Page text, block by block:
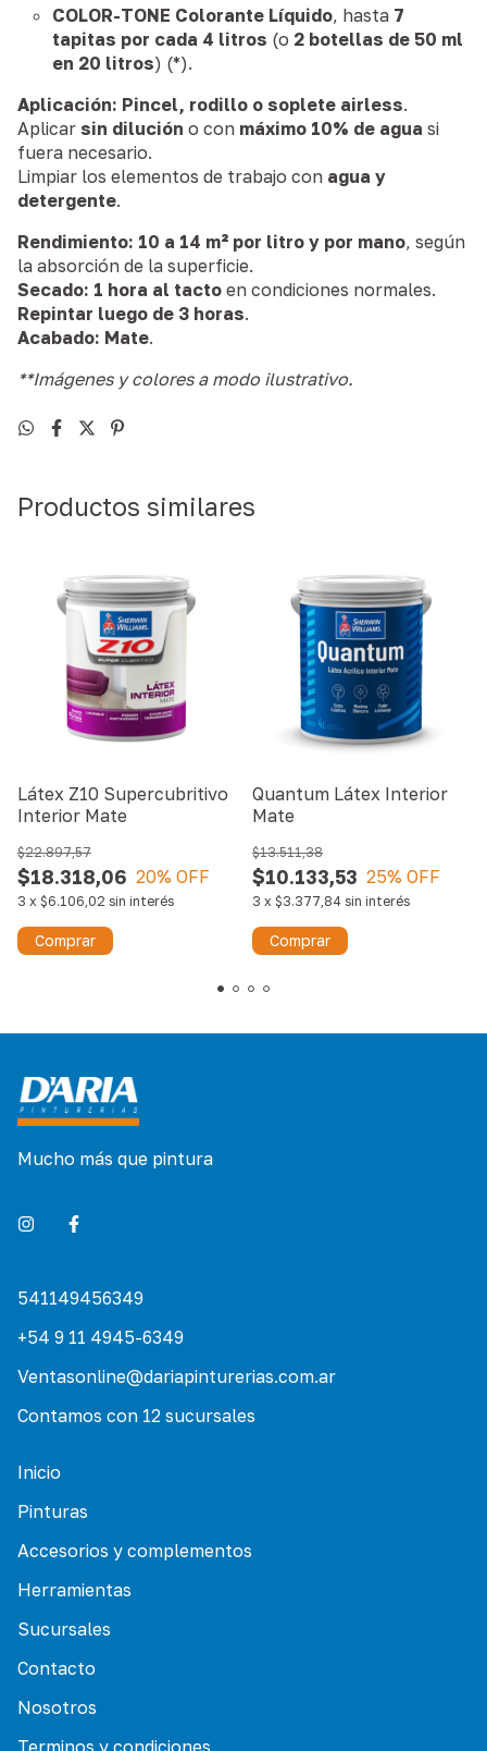
COLOR-TONE Colorante Líquido, hasta 7
tapitas por cada 4 litros (o 2 botellas de 50 ml
en 20 litros) (*).
Aplicación: Pincel, rodillo o soplete airless.
Aplicar sin dilución o con máximo 10% de agua si
fuera necesario.
Limpiar los elementos de trabajo con agua y
detergente.
Rendimiento: 10 a 14 m² por litro y por mano, según
la absorción de la superficie.
Secado: 1 hora al tacto en condiciones normales.
Repintar luego de 3 horas.
Acabado: Mate.
**Imágenes y colores a modo ilustrativo.
Productos similares
Látex Z10 Supercubritivo
Interior Mate
$18.318,06
$22.897,57
20% OFF
3 x $6.106,02 sin interés
Comprar
Quantum Látex Interior
Mate
$10.133,53
$13.511,38
25% OFF
3 x $3.377,84 sin interés
Comprar
Mucho más que pintura
541149456349
+54 9 11 4945-6349
Ventasonline@dariapinturerias.com.ar
Contamos con 12 sucursales
Inicio
Pinturas
Accesorios y complementos
Herramientas
Sucursales
Contacto
Nosotros